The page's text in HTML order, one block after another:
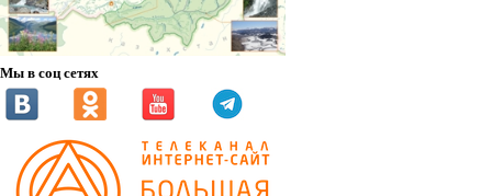
Мы в соц сетях